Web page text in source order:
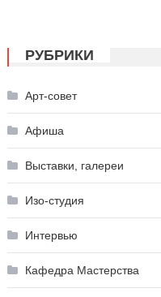
РУБРИКИ
Арт-совет
Афиша
Выставки, галереи
Изо-студия
Интервью
Кафедра Мастерства